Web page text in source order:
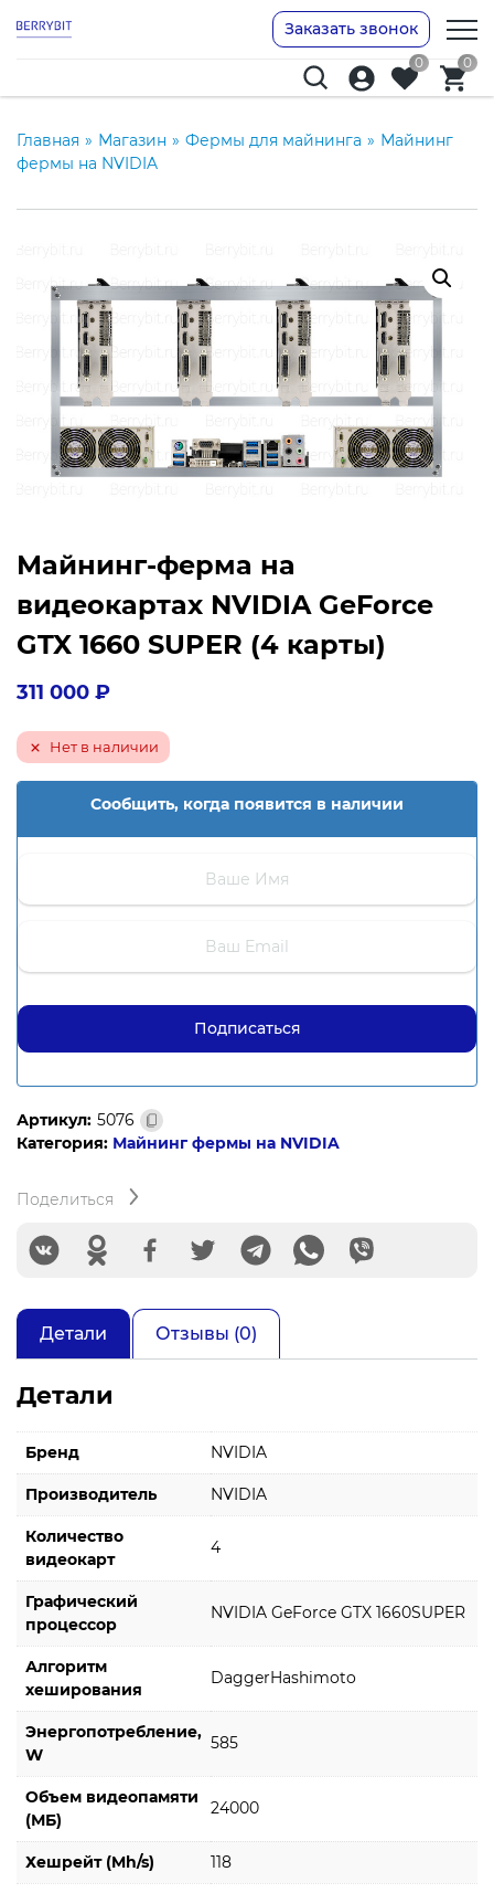
Заказать звонок
0 0
Главная » Магазин » Фермы для майнинга » Майнинг
фермы на NVIDIA
Майнинг-ферма на
видеокартах NVIDIA GeForce
GTX 1660 SUPER (4 карты)
311 000 ₽
Нет в наличии
Сообщить, когда появится в наличии
Артикул: 5076
Категория: Майнинг фермы на NVIDIA
Поделиться
Детали Отзывы (0)
Детали
Бренд NVIDIA
Производитель NVIDIA
Количество
видеокарт
4
Графический
процессор
NVIDIA GeForce GTX 1660SUPER
Алгоритм
хеширования
DaggerHashimoto
Энергопотребление,
W
585
Объем видеопамяти
(МБ)
24000
Хешрейт (Mh/s) 118